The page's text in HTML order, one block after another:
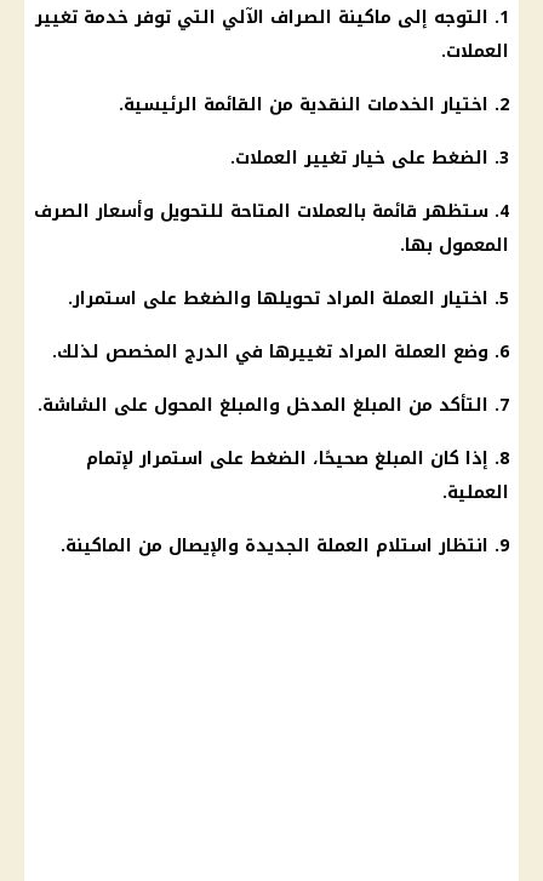
1. التوجه إلى ماكينة الصراف الآلي التي توفر خدمة تغيير
العملات.
2. اختيار الخدمات النقدية من القائمة الرئيسية.
3. الضغط على خيار تغيير العملات.
4. ستظهر قائمة بالعملات المتاحة للتحويل وأسعار الصرف
المعمول بها.
5. اختيار العملة المراد تحويلها والضغط على استمرار.
6. وضع العملة المراد تغييرها في الدرج المخصص لذلك.
7. التأكد من المبلغ المدخل والمبلغ المحول على الشاشة.
8. إذا كان المبلغ صحيحًا، الضغط على استمرار لإتمام
العملية.
9. انتظار استلام العملة الجديدة والإيصال من الماكينة.